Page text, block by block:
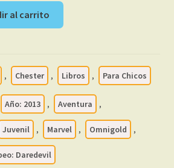
al carrito
, Chester , Libros , Para Chicos
Año: 2013 , Aventura ,
Juvenil , Marvel , Omnigold ,
Daredevil